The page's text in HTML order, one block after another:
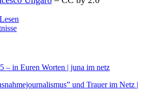
– in Euren Worten | juna im netz
und Trauer im Netz |